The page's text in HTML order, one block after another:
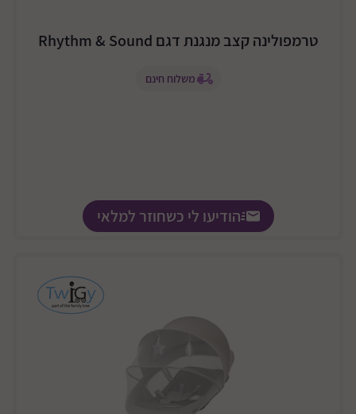
טרמפולינה קצב מנגנת דגם Rhythm & Sound
משלוח חינם
הודיעו לי כשחוזר למלאי